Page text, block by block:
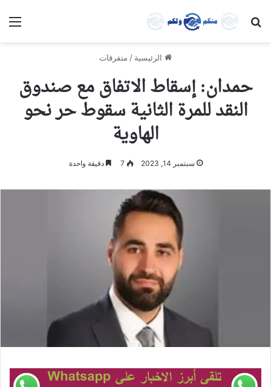
بحث عن
الرئيسية / متفرقات
حمدان: إسقاط الاتفاق مع صندوق
النقد للمرة الثانية سقوط حر نحو
الهاوية
سبتمبر 14, 2023 7 دقيقة واحدة